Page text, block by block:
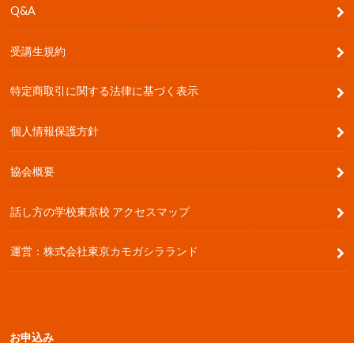
Q&A
受講生規約
特定商取引に関する法律に基づく表示
個人情報保護方針
協会概要
話し方の学校東京校 アクセスマップ
運営：株式会社東京カモガシラランド
お申込み